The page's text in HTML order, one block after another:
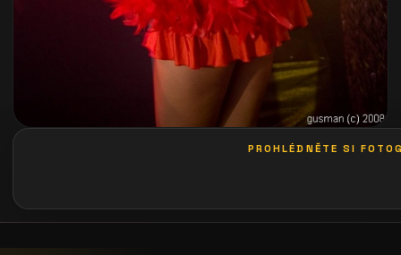
PROHLÉDNĚTE SI